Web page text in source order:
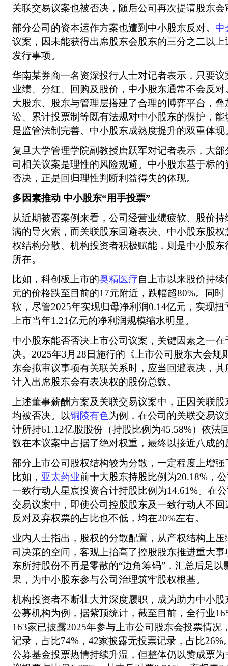
关联交易议案也被否决，随后公司再次提请股东
部分公司的资本运作方案也遭到中小股东反对。 中
议案，因未能获得出席股东会股东的三分之二以
发行事项。
华南某券商一名资深投行人士对记者表示，只要
业绩、分红、回购及股价，中小股东通常不会反
大股东、股东与管理层搭建了合理的博弈平台，
讼、累计投票制等既有法规对中小股东的保护，
是监管法制完善、中小股东成熟度提升的双重体现
复旦大学管理学院副教授唐跃军对记者表示，大
司相关议案是理性的风险规避。中小股东基于标
否决，正是回归理性判断利益得失的体现。
多因素推动 中小股东“用手投票”
从近期被否案例来看，公司经营业绩疲软、股价
满的导火索，而关联股东回避表决、中小股东股
权结构分散、机构投资者积极赋能，则是中小股
所在。
比如，科创板上市的奥精医疗自上市以来股价持
元的价格跌至目前的17元附近，跌幅超80%。同
软，尽管2025年实现归母净利润0.14亿元，实现
上市当年1.21亿元的净利润规模缩水明显。
中小股东能否否决上市公司议案，关键因素之一
决。2025年3月28日施行的《上市公司股东大会规
东会拟审议事项有关联关系时，应当回避表决，
计入出席股东会有表决权的股份总数。
上述董事薪酬方案及关联交易议案中，正因关联
均被否决。以铜陵有色为例，在公司的关联交易
计所持61.12亿股股份（持股比例为45.58%）依法
数在本议案中占据了绝对权重，最终以接近八成
部分上市公司股权结构较为分散，一定程度上增
比如， 亚太药业前十大股东持股比例为20.18%，
一致行动人星宸投资合计持股比例为14.61%。在
交易议案中，即使公司控股股东及一致行动人不
反对及弃权票的占比也不低，均在20%左右。
业内人士指出，股权的分散配置，从产权结构上
司决策的空间，客观上抬高了控股股东推进重大
东所持股份不再是零散的“边角筹码”，汇总后足
果，为中小股东参与公司治理筑牢股权根基。
机构投资者不断壮大并深度履职，成为助力中小
公募机构为例，据紫顶统计，截至目前，全行业
163家已披露2025年参与上市公司股东会投票情况
记录，占比74%，42家披露无投票记录，占比
公募基金投票热情持续升温，但整体仍以赞成票